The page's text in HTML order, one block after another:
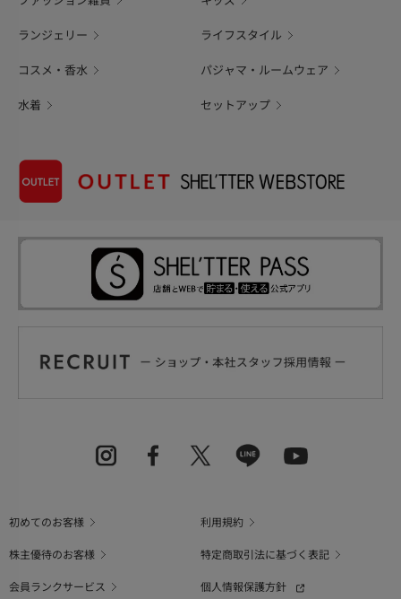
ランジェリー ライフスタイル
コスメ・香水 パジャマ・ルームウェア
水着 セットアップ
初めてのお客様
利用規約
株主優待のお客様
特定商取引法に基づく表記
会員ランクサービス
個人情報保護方針